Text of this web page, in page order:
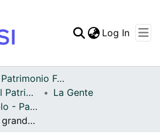
Statistics
Log In
Archivo del Patrimonio Fotográfico y Fílmico del Valle del Cauca
Fondo Archivo del Patrimonio Fotográfico y Fílmico del Valle del Cauca
La Gente
APFFVC - El Pueblo - Patrimonial
No se siembra en grandes cantidades pero el plátano, aqui en la margen izquierda, es un producto infaltable en toda propiedad rural